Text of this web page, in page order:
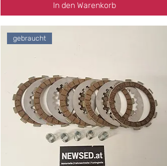
In den Warenkorb
gebraucht